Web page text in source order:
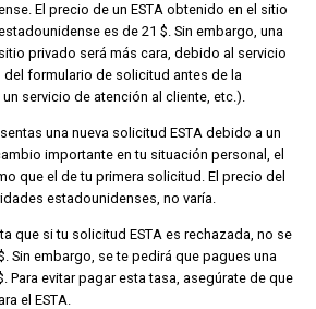
El precio de un ESTA obtenido en el sitio
es de 21 $. Sin embargo, una
privado será más cara, debido al servicio
formulario de solicitud antes de la
servicio de atención al cliente, etc.).
una nueva solicitud ESTA debido a un
importante en tu situación personal, el
que el de tu primera solicitud. El precio del
estadounidenses, no varía.
que si tu solicitud ESTA es rechazada, no se
Sin embargo, se te pedirá que pagues una
Para evitar pagar esta tasa, asegúrate de que
el ESTA.